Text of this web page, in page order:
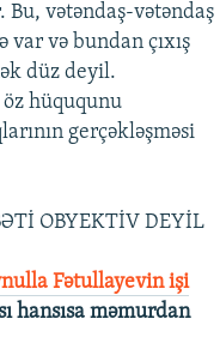
vətəndaş-vətəndaş
və bundan çıxış
düz deyil.
öz hüququnu
gerçəkləşməsi
OBYEKTİV DEYİL
Fətullayevin işi
hansısa məmurdan